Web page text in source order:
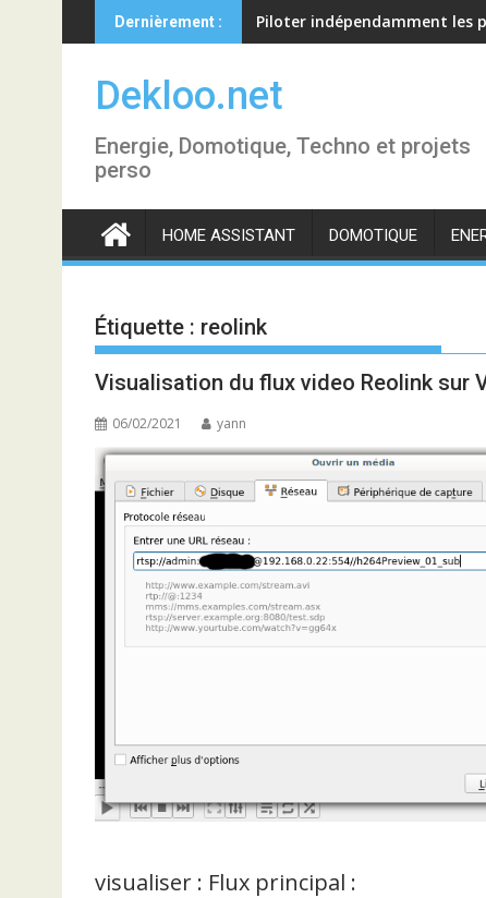
to
content
Dernièrement : Piloter indépendamment les
Dekloo.net
Energie, Domotique, Techno et projets
perso
HOME ASSISTANT DOMOTIQUE
Étiquette : reolink
Visualisation du flux video Reolink sur
06/02/2021 yann
visualiser : Flux principal :